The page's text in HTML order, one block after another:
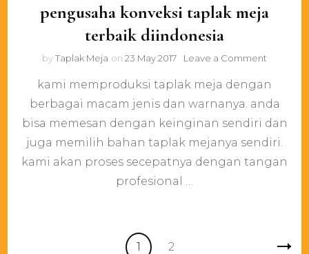
pengusaha konveksi taplak meja
terbaik diindonesia
byTaplak Meja on 23 May 2017 Leave a Comment
konveksi
taplak
terbaik
kami memproduksi taplak meja dengan
berbagai macam jenis dan warnanya. anda
bisa memesan dengan keinginan sendiri dan
juga memilih bahan taplak mejanya sendiri.
kami akan proses secepatnya dengan tangan
profesional …
Page
1 Page
2